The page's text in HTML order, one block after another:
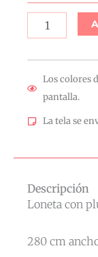
fondo
Gris
Los colores
pantalla.
La tela se
Descripción
Loneta con
280 cm